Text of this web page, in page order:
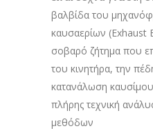
βαλβίδα του
καυσαερίων (Exhaust
σοβαρό ζήτημα που
του κινητήρα, την
κατανάλωση
πλήρης τεχνική
μεθόδων